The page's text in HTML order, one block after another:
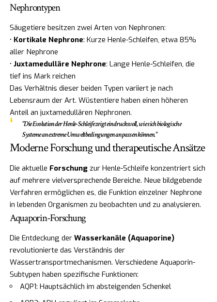
Nephrontypen
Säugetiere besitzen zwei Arten von Nephronen:
• Kortikale Nephrone: Kurze Henle-Schleifen, etwa 85%
aller Nephrone
• Juxtamedulläre Nephrone: Lange Henle-Schleifen, die
tief ins Mark reichen
Das Verhältnis dieser beiden Typen variiert je nach
Lebensraum der Art. Wüstentiere haben einen höheren
Anteil an juxtamedullären Nephronen.
"Die Evolution der Henle-Schleife zeigt eindrucksvoll, wie sich biologische
Systeme an extreme Umweltbedingungen anpassen können."
Moderne Forschung und therapeutische Ansätze
Die aktuelle Forschung zur Henle-Schleife konzentriert sich
auf mehrere vielversprechende Bereiche. Neue bildgebende
Verfahren ermöglichen es, die Funktion einzelner Nephrone
in lebenden Organismen zu beobachten und zu analysieren.
Aquaporin-Forschung
Die Entdeckung der Wasserkanäle (Aquaporine)
revolutionierte das Verständnis der
Wassertransportmechanismen. Verschiedene Aquaporin-
Subtypen haben spezifische Funktionen:
AQP1: Hauptsächlich im absteigenden Schenkel